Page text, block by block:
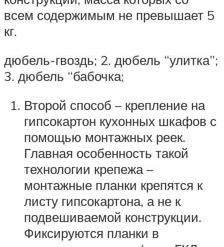
всем содержимым не превышает 5
кг.
дюбель-гвоздь; 2. дюбель “улитка”;
3. дюбель “бабочка;
Второй способ – крепление на
гипсокартон кухонных шкафов с
помощью монтажных реек.
Главная особенность такой
технологии крепежа –
монтажные планки крепятся к
листу гипсокартона, а не к
подвешиваемой конструкции.
Фиксируются планки в